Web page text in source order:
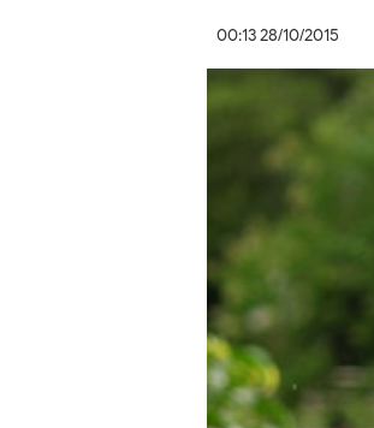
00:13 28/10/2015